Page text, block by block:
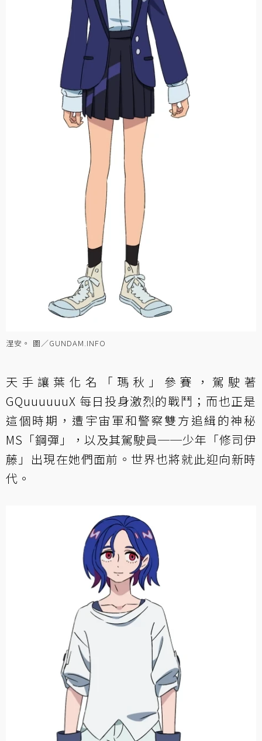
涅安。 圖／GUNDAM.INFO
天手讓葉化名「瑪秋」參賽，駕駛著
GQuuuuuuX 每日投身激烈的戰鬥；而也正是
這個時期，遭宇宙軍和警察雙方追緝的神秘
MS「鋼彈」，以及其駕駛員──少年「修司伊
藤」出現在她們面前。世界也將就此迎向新時
代。